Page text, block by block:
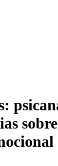
sobre